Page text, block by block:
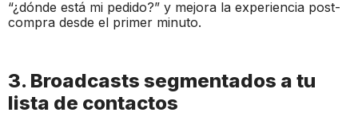
“¿dónde está mi pedido?” y mejora la experiencia post-
compra desde el primer minuto.
3. Broadcasts segmentados a tu
lista de contactos